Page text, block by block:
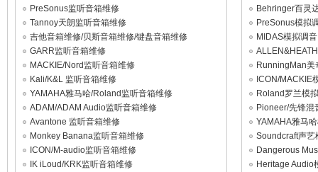
PreSonus监听音箱维修
Tannoy天朗监听音箱维修
吉他音箱维修/贝斯音箱维修/键盘音箱维修
GARR监听音箱维修
MACKIE/Nord监听音箱维修
Kali/K&L 监听音箱维修
YAMAHA雅马哈/Roland监听音箱维修
ADAM/ADAM Audio监听音箱维修
Avantone 监听音箱维修
Monkey Banana监听音箱维修
ICON/M-audio监听音箱维修
IK iLoud/KRK监听音箱维修
Behringer百灵
PreSonus模拟
MIDAS模拟调
RunningMan美
ICON/MACKIE
Roland罗兰模
Pioneer/先锋混
YAMAHA雅马
Soundcraft声艺
Dangerous
Heritage Audio